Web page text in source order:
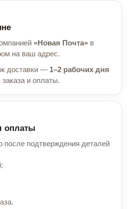
«Новая Почта» в
на ваш адрес.
доставки — 1–2 рабочих дня
и оплаты.
оплаты
после подтверждения деталей